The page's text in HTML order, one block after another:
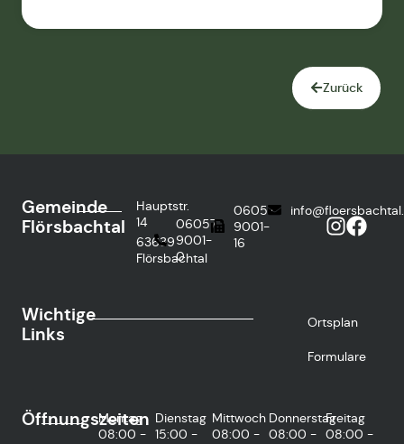
Zurück
Gemeinde
Flörsbachtal
Hauptstr.
14
63639
Flörsbachtal
06057
9001-
0
06057
9001-
16
Wichtige
Links
Ortsplan
Formulare
Öffnungszeiten
Montag
08:00 -
Dienstag
15:00 -
Mittwoch
08:00 -
Donnerstag
08:00 -
Freitag
08:00 -